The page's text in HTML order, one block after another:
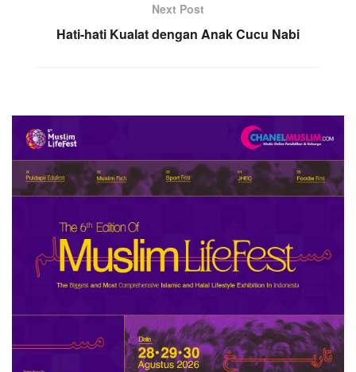
Next Post
Hati-hati Kualat dengan Anak Cucu Nabi